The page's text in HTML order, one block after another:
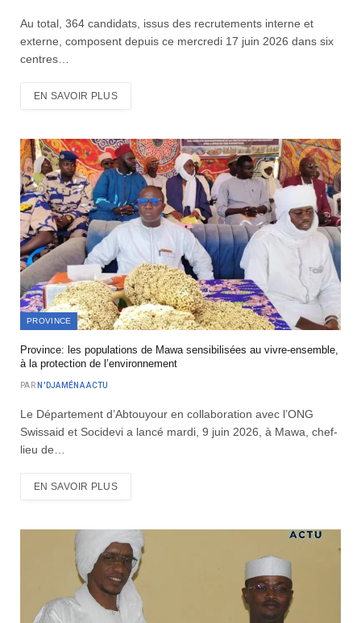
Au total, 364 candidats, issus des recrutements interne et
externe, composent depuis ce mercredi 17 juin 2026 dans six
centres…
EN SAVOIR PLUS
PROVINCE
Province: les populations de Mawa sensibilisées au vivre-ensemble,
à la protection de l’environnement
PAR N'DJAMÉNA ACTU
Le Département d’Abtouyour en collaboration avec l’ONG
Swissaid et Socidevi a lancé mardi, 9 juin 2026, à Mawa, chef-
lieu de…
EN SAVOIR PLUS